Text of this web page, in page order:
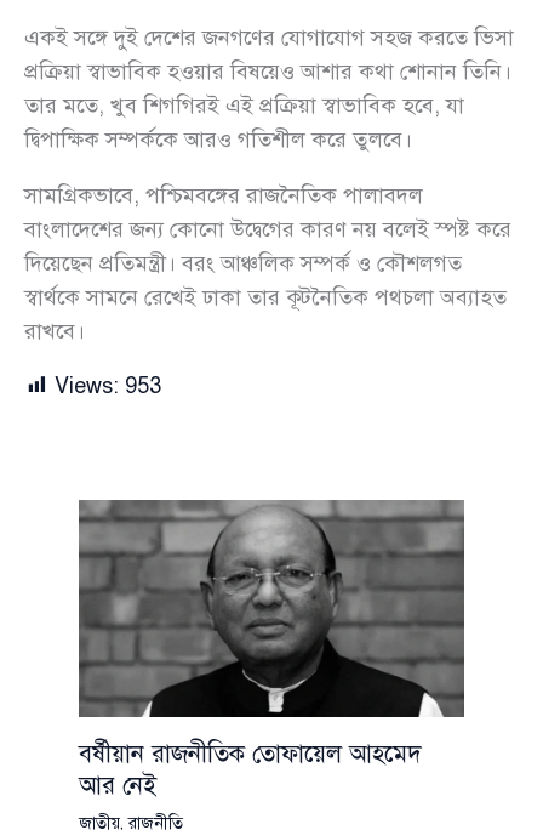
একই সঙ্গে দুই দেশের জনগণের যোগাযোগ সহজ করতে ভিসা
প্রক্রিয়া স্বাভাবিক হওয়ার বিষয়েও আশার কথা শোনান তিনি।
তার মতে, খুব শিগগিরই এই প্রক্রিয়া স্বাভাবিক হবে, যা
দ্বিপাক্ষিক সম্পর্ককে আরও গতিশীল করে তুলবে।
সামগ্রিকভাবে, পশ্চিমবঙ্গের রাজনৈতিক পালাবদল
বাংলাদেশের জন্য কোনো উদ্বেগের কারণ নয় বলেই স্পষ্ট করে
দিয়েছেন প্রতিমন্ত্রী। বরং আঞ্চলিক সম্পর্ক ও কৌশলগত
স্বার্থকে সামনে রেখেই ঢাকা তার কূটনৈতিক পথচলা অব্যাহত
রাখবে।
Views: 953
বর্ষীয়ান রাজনীতিক তোফায়েল আহমেদ
আর নেই
জাতীয়,রাজনীতি